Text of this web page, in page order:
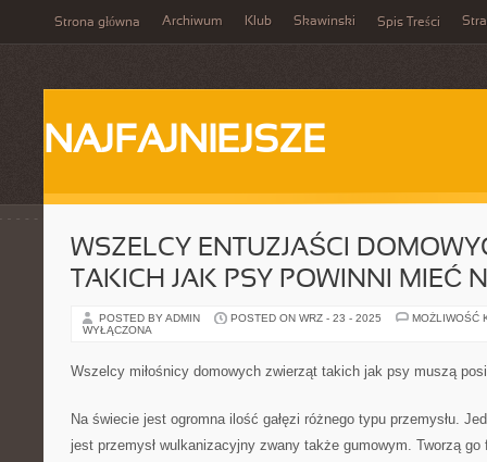
Strona główna Archiwum Klub Skawinski Spis Treści
NAJFAJNIEJSZE
WSZELCY ENTUZJAŚCI
TAKICH JAK PSY POWINNI MIEĆ
POSTED BY ADMIN POSTED ON WRZ - 23 - 2025
MOŻLIWOŚĆ
WYŁĄCZONA
Wszelcy miłośnicy domowych zwierząt takich jak psy muszą
Na świecie jest ogromna ilość gałęzi różnego typu przemysłu.
jest przemysł wulkanizacyjny zwany także gumowym. Tworzą